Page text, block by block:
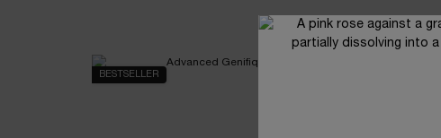
BESTSELLER